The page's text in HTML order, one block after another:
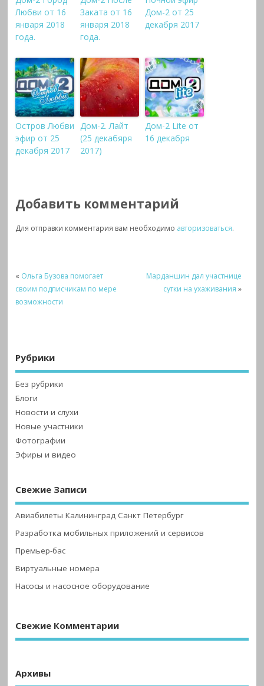
Любви от 16
января 2018
года.
Заката от 16
января 2018
года.
Дом-2 от 25
декабря 2017
Остров Любви
эфир от 25
декабря 2017
Дом-2. Лайт
(25 декабяря
2017)
Дом-2 Lite от
16 декабря
Добавить комментарий
Для отправки комментария вам необходимо авторизоваться.
« Ольга Бузова помогает
своим подписчикам по мере
возможности
Марданшин дал участнице
сутки на ухаживания »
Рубрики
Без рубрики
Блоги
Новости и слухи
Новые участники
Фотографии
Эфиры и видео
Свежие Записи
Авиабилеты Калининград Санкт Петербург
Разработка мобильных приложений и сервисов
Премьер-бас
Виртуальные номера
Насосы и насосное оборудование
Свежие Комментарии
Архивы